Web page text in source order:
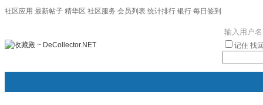
社区应用 最新帖子 精华区 社区服务 会员列表 统计排行 银行 每日签到
记住 找